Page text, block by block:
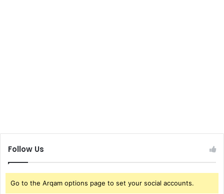
Follow Us
Go to the Arqam options page to set your social accounts.